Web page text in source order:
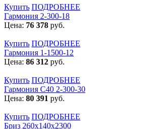
Купить ПОДРОБНЕЕ
Гармония 2-300-18
Цена: 76 378 руб.
Купить ПОДРОБНЕЕ
Гармония 1-1500-12
Цена: 86 312 руб.
Купить ПОДРОБНЕЕ
Гармония С40 2-300-30
Цена: 80 391 руб.
Купить ПОДРОБНЕЕ
Бриз 260х140х2300